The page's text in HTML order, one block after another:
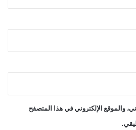
والموقع الإلكتروني في هذا المتصفح